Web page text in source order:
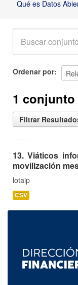
Qué es Datos
Ordenar por
1
Filtrar
13. Viáticos
movilización
lotaip
CSV